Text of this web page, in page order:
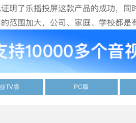
明了乐播投屏这款产品的成功，同
范围加大，公司、家庭、学校都是
TV版 PC版